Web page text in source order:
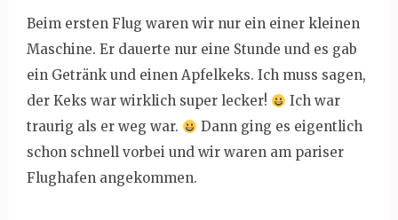
Beim ersten Flug waren wir nur ein einer kleinen
Maschine. Er dauerte nur eine Stunde und es gab
ein Getränk und einen Apfelkeks. Ich muss sagen,
der Keks war wirklich super lecker!
Ich war
traurig als er weg war.
Dann ging es eigentlich
schon schnell vorbei und wir waren am pariser
Flughafen angekommen.